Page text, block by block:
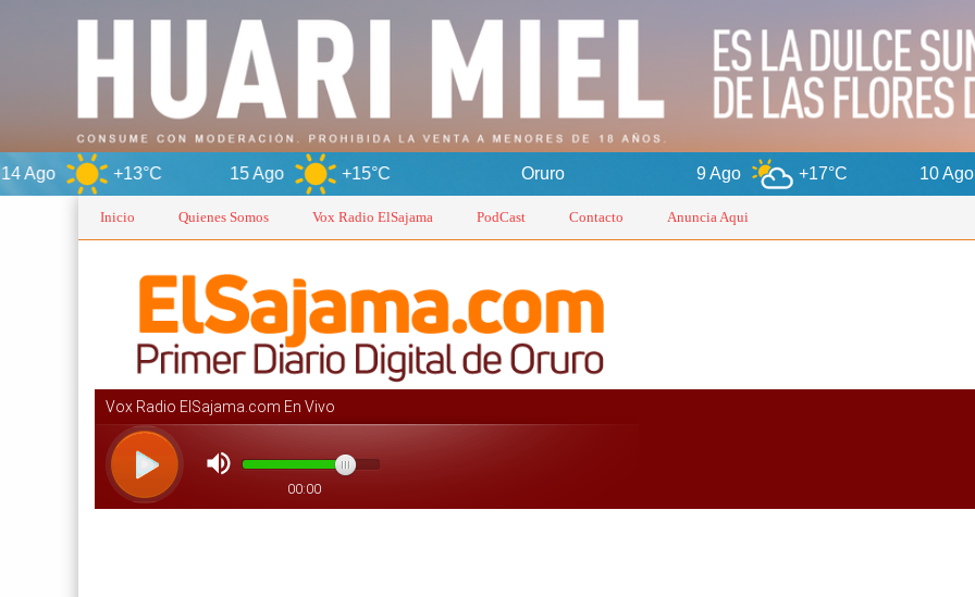
15 Ago +15°C Oruro 9 Ago +17°C 10 Ago +14°C
Inicio Quienes Somos Vox Radio ElSajama PodCast Contacto Anuncia Aqui